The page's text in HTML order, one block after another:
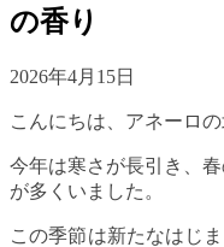
の香り
2026年4月15日
こんにちは、アネーロ
今年は寒さが長引き、
が多くいました。
この季節は新たなはじ